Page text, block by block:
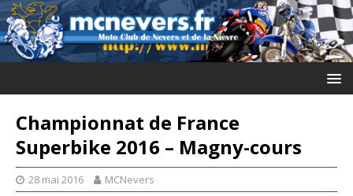
Championnat de France
Superbike 2016 – Magny-cours
28 mai 2016 MCNevers